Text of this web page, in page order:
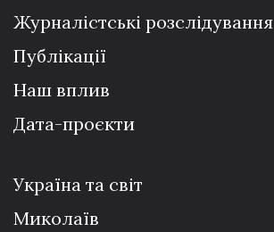
Журналістські розслідування
Публікації
Наш вплив
Дата-проєкти
Україна та світ
Миколаїв